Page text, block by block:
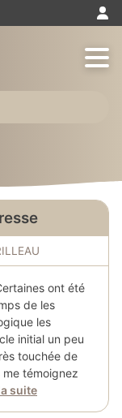
ont été
de les
les
initial un peu
touchée de
témoignez
suite